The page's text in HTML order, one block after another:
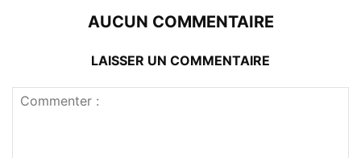
AUCUN COMMENTAIRE
LAISSER UN COMMENTAIRE